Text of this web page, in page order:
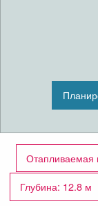
Отапливаемая
Глубина: 12.8 м